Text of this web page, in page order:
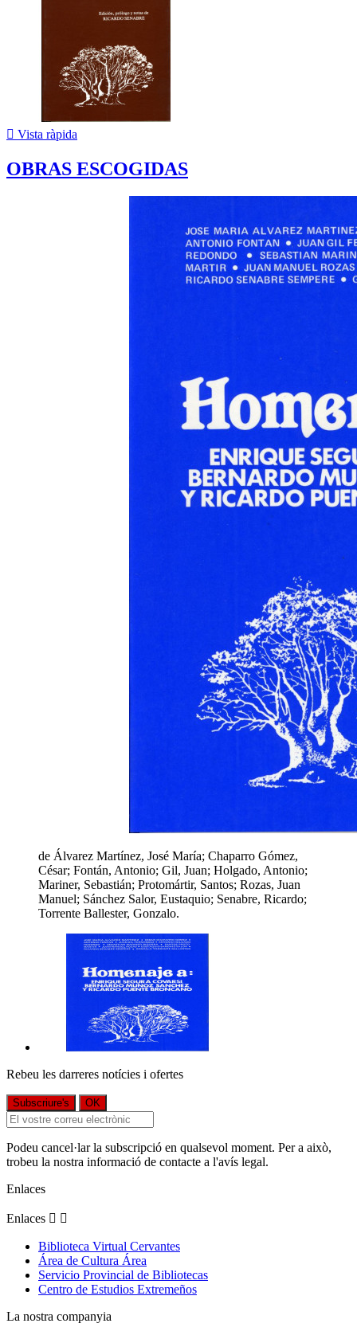
 Vista ràpida
OBRAS ESCOGIDAS
de Álvarez Martínez, José María; Chaparro Gómez,
César; Fontán, Antonio; Gil, Juan; Holgado, Antonio;
Mariner, Sebastián; Protomártir, Santos; Rozas, Juan
Manuel; Sánchez Salor, Eustaquio; Senabre, Ricardo;
Torrente Ballester, Gonzalo.
Rebeu les darreres notícies i ofertes
Podeu cancel·lar la subscripció en qualsevol moment. Per a això,
trobeu la nostra informació de contacte a l'avís legal.
Enlaces
Enlaces  
Biblioteca Virtual Cervantes
Área de Cultura Área
Servicio Provincial de Bibliotecas
Centro de Estudios Extremeños
La nostra companyia